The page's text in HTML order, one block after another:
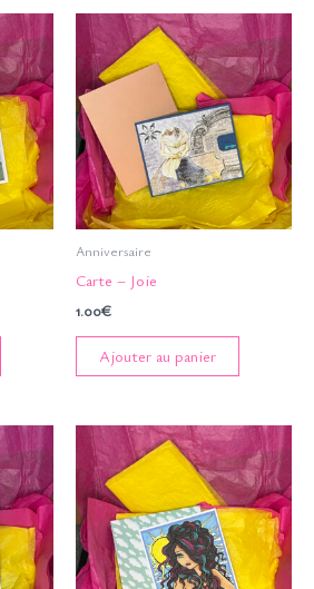
Anniversaire
Carte – Joie
1.00€
Ajouter au panier